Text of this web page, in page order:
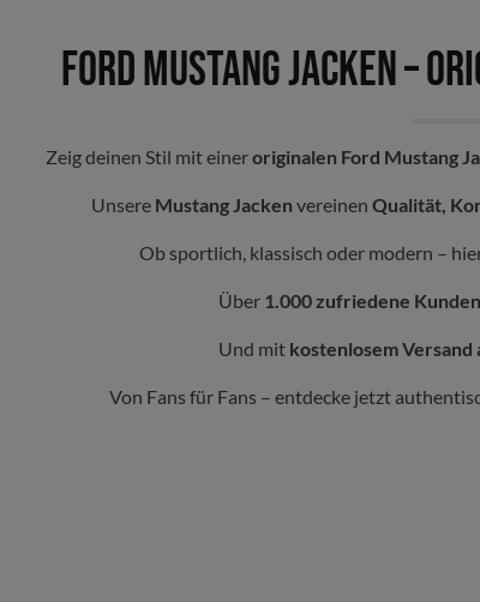
Kissen
Sonnenbrillen, Socken,
Handtücher & mehr
Ford Mustang Jacken –
Zeig deinen Stil mit eineroriginalen Ford Mustang
Unsere Mustang Jacken vereinen Qualität,
Ob sportlich, klassisch oder modern –
Über 1.000 zufriedene Kunden
Und mit kostenlosem Versand
Von Fans für Fans – entdecke jetzt